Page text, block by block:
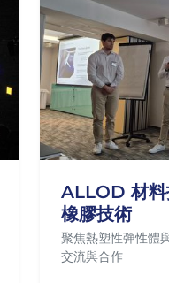
ALLOD 材料
橡膠技術
聚焦熱塑性彈性體
交流與合作